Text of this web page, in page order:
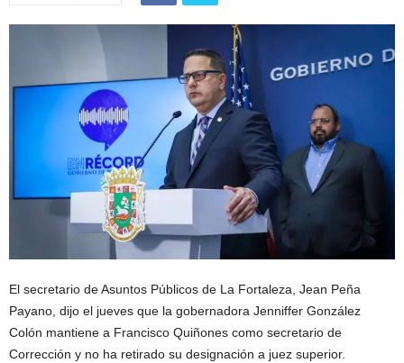
El secretario de Asuntos Públicos de La Fortaleza, Jean Peña
Payano, dijo el jueves que la gobernadora Jenniffer González
Colón mantiene a Francisco Quiñones como secretario de
Corrección y no ha retirado su designación a juez superior.